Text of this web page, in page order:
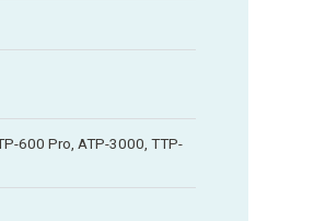
600 Pro, ATP-3000, TTP-